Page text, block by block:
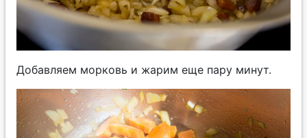
Добавляем морковь и жарим еще пару минут.